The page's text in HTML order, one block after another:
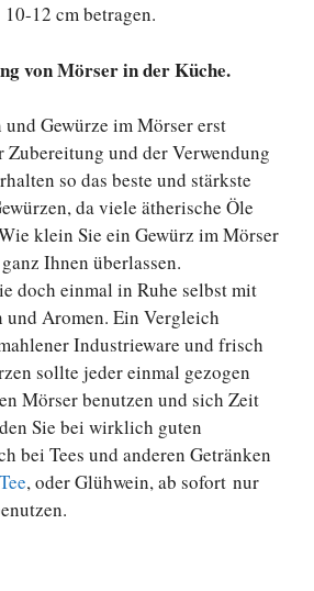
12 cm betragen.
von Mörser in der Küche.
und Gewürze im Mörser erst
und der Verwendung
so das beste und stärkste
da viele ätherische Öle
klein Sie ein Gewürz im Mörser
Ihnen überlassen.
doch einmal in Ruhe selbst mit
und Aromen. Ein Vergleich
Industrieware und frisch
sollte jeder einmal gezogen
Mörser benutzen und sich Zeit
Sie bei wirklich guten
bei Tees und anderen Getränken
, oder Glühwein, ab sofort nur